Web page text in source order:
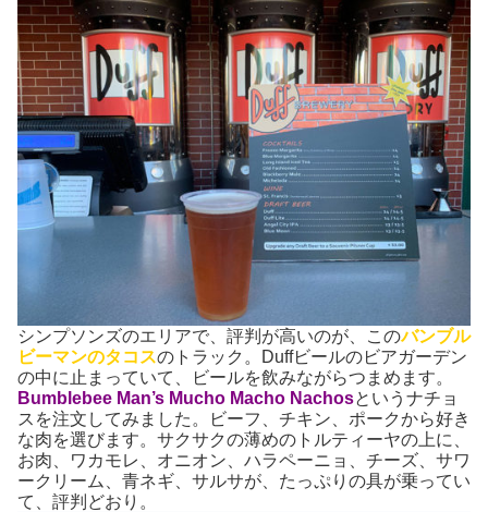
シンプソンズのエリアで、評判が高いのが、このバンブル
ビーマンのタコスのトラック。Duffビールのビアガーデン
の中に止まっていて、ビールを飲みながらつまめます。
Bumblebee Man’s Mucho Macho Nachosというナチョ
スを注文してみました。ビーフ、チキン、ポークから好き
な肉を選びます。サクサクの薄めのトルティーヤの上に、
お肉、ワカモレ、オニオン、ハラペーニョ、チーズ、サワ
ークリーム、青ネギ、サルサが、たっぷりの具が乗ってい
て、評判どおり。